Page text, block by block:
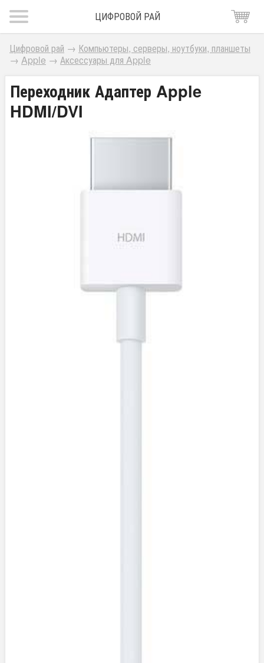
ЦИФРОВОЙ РАЙ
Цифровой рай → Компьютеры, серверы, ноутбуки, планшеты
→ Apple → Аксессуары для Apple
Переходник Адаптер Apple
HDMI/DVI